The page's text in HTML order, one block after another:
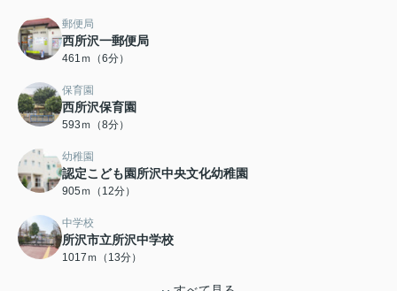
郵便局
西所沢一郵便局
461ｍ（6分）
保育園
西所沢保育園
593ｍ（8分）
幼稚園
認定こども園所沢中央文化幼稚園
905ｍ（12分）
中学校
所沢市立所沢中学校
1017ｍ（13分）